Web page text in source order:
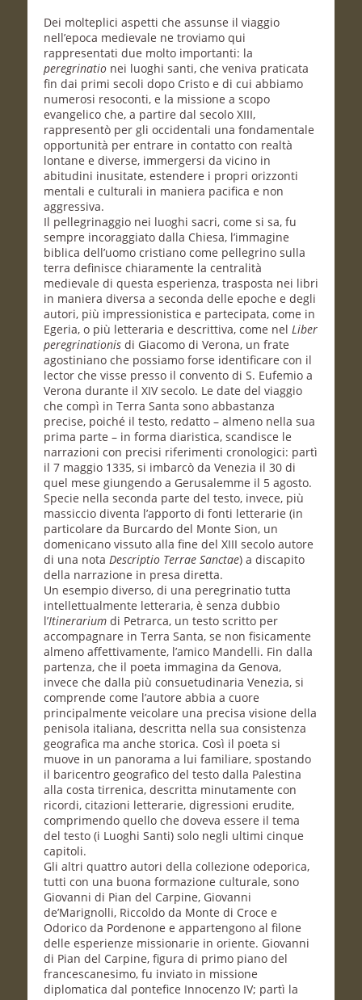
Dei molteplici aspetti che assunse il viaggio
nell’epoca medievale ne troviamo qui
rappresentati due molto importanti: la
peregrinationei luoghi santi, che veniva praticata
fin dai primi secoli dopo Cristo e di cui abbiamo
numerosi resoconti, e la missione a scopo
evangelico che, a partire dal secolo XIII,
rappresentò per gli occidentali una fondamentale
opportunità per entrare in contatto con realtà
lontane e diverse, immergersi da vicino in
abitudini inusitate, estendere i propri orizzonti
mentali e culturali in maniera pacifica e non
aggressiva.
Il pellegrinaggio nei luoghi sacri, come si sa, fu
sempre incoraggiato dalla Chiesa, l’immagine
biblica dell’uomo cristiano come pellegrino sulla
terra definisce chiaramente la centralità
medievale di questa esperienza, trasposta nei libri
in maniera diversa a seconda delle epoche e degli
autori, più impressionistica e partecipata, come in
Egeria, o più letteraria e descrittiva, come nel Liber
peregrinationis di Giacomo di Verona, un frate
agostiniano che possiamo forse identificare con il
lector che visse presso il convento di S. Eufemio a
Verona durante il XIV secolo. Le date del viaggio
che compì in Terra Santa sono abbastanza
precise, poiché il testo, redatto – almeno nella sua
prima parte – in forma diaristica, scandisce le
narrazioni con precisi riferimenti cronologici: partì
il 7 maggio 1335, si imbarcò da Venezia il 30 di
quel mese giungendo a Gerusalemme il 5 agosto.
Specie nella seconda parte del testo, invece, più
massiccio diventa l’apporto di fonti letterarie (in
particolare da Burcardo del Monte Sion, un
domenicano vissuto alla fine del XIII secolo autore
di una nota Descriptio Terrae Sanctae) a discapito
della narrazione in presa diretta.
Un esempio diverso, di una peregrinatio tutta
intellettualmente letteraria, è senza dubbio
l’Itinerariumdi Petrarca, un testo scritto per
accompagnare in Terra Santa, se non fisicamente
almeno affettivamente, l’amico Mandelli. Fin dalla
partenza, che il poeta immagina da Genova,
invece che dalla più consuetudinaria Venezia, si
comprende come l’autore abbia a cuore
principalmente veicolare una precisa visione della
penisola italiana, descritta nella sua consistenza
geografica ma anche storica. Così il poeta si
muove in un panorama a lui familiare, spostando
il baricentro geografico del testo dalla Palestina
alla costa tirrenica, descritta minutamente con
ricordi, citazioni letterarie, digressioni erudite,
comprimendo quello che doveva essere il tema
del testo (i Luoghi Santi) solo negli ultimi cinque
capitoli.
Gli altri quattro autori della collezione odeporica,
tutti con una buona formazione culturale, sono
Giovanni di Pian del Carpine, Giovanni
de’Marignolli, Riccoldo da Monte di Croce e
Odorico da Pordenone e appartengono al filone
delle esperienze missionarie in oriente. Giovanni
di Pian del Carpine, figura di primo piano del
francescanesimo, fu inviato in missione
diplomatica dal pontefice Innocenzo IV; partì la